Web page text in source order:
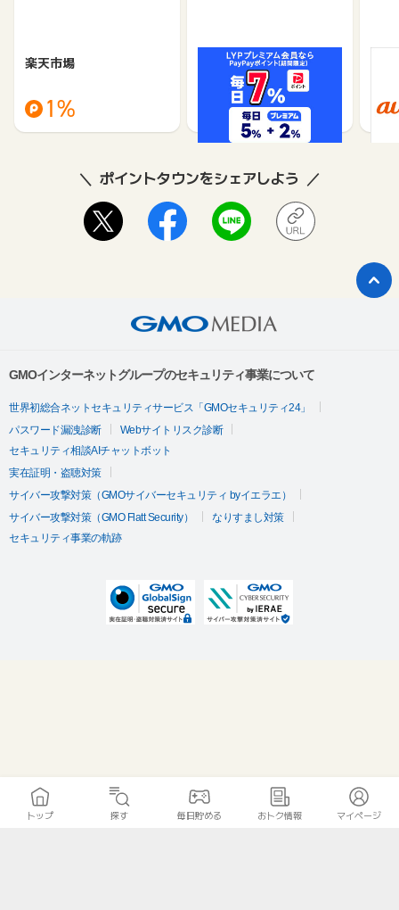
楽天市場
1%
Yahoo!ショッピング
1%
ポイントタウンをシェアしよう
GMOインターネットグループのセキュリティ事業について
世界初総合ネットセキュリティサービス「GMOセキュリティ24」
パスワード漏洩診断
Webサイトリスク診断
セキュリティ相談AIチャットボット
実在証明・盗聴対策
サイバー攻撃対策（GMOサイバーセキュリティ byイエラエ）
サイバー攻撃対策（GMO Flatt Security）
なりすまし対策
セキュリティ事業の軌跡
トップ 探す 毎日貯める おトク情報 マイページ